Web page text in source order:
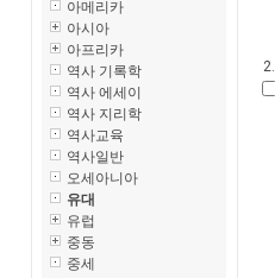
아메리카
아시아
아프리카
역사 기록학
역사 에세이
역사 지리학
역사교육
역사일반
오세아니아
유대
유럽
중동
중세
2.